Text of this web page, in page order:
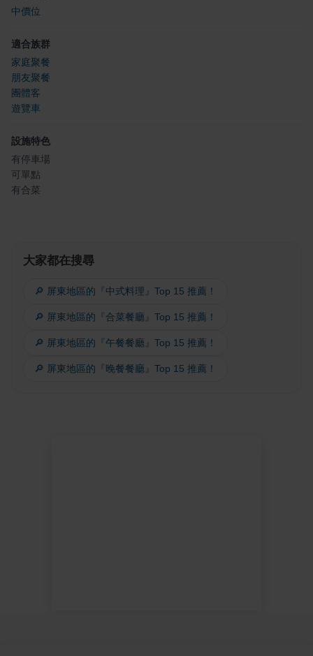
中價位
適合族群
家庭聚餐
朋友聚餐
團體客
遊覽車
設施特色
有停車場
可單點
有合菜
大家都在搜尋
🔎 屏東地區的『中式料理』Top 15 推薦！
🔎 屏東地區的『合菜餐廳』Top 15 推薦！
🔎 屏東地區的『午餐餐廳』Top 15 推薦！
🔎 屏東地區的『晚餐餐廳』Top 15 推薦！